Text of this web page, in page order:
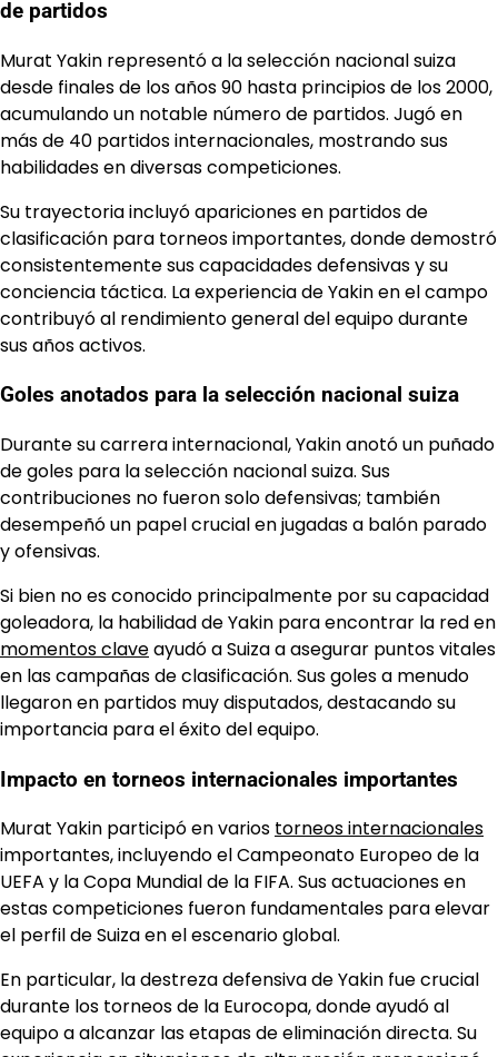
de partidos
Murat Yakin representó a la selección nacional suiza
desde finales de los años 90 hasta principios de los 2000,
acumulando un notable número de partidos. Jugó en
más de 40 partidos internacionales, mostrando sus
habilidades en diversas competiciones.
Su trayectoria incluyó apariciones en partidos de
clasificación para torneos importantes, donde demostró
consistentemente sus capacidades defensivas y su
conciencia táctica. La experiencia de Yakin en el campo
contribuyó al rendimiento general del equipo durante
sus años activos.
Goles anotados para la selección nacional suiza
Durante su carrera internacional, Yakin anotó un puñado
de goles para la selección nacional suiza. Sus
contribuciones no fueron solo defensivas; también
desempeñó un papel crucial en jugadas a balón parado
y ofensivas.
Si bien no es conocido principalmente por su capacidad
goleadora, la habilidad de Yakin para encontrar la red en
momentos claveayudó a Suiza a asegurar puntos vitales
en las campañas de clasificación. Sus goles a menudo
llegaron en partidos muy disputados, destacando su
importancia para el éxito del equipo.
Impacto en torneos internacionales importantes
Murat Yakin participó en varios torneos internacionales
importantes, incluyendo el Campeonato Europeo de la
UEFA y la Copa Mundial de la FIFA. Sus actuaciones en
estas competiciones fueron fundamentales para elevar
el perfil de Suiza en el escenario global.
En particular, la destreza defensiva de Yakin fue crucial
durante los torneos de la Eurocopa, donde ayudó al
equipo a alcanzar las etapas de eliminación directa. Su